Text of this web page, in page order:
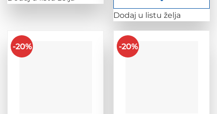
Dodaj u listu želja
-20% -20%